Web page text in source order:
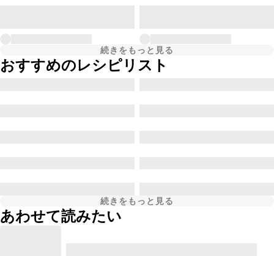
続きをもっと見る
おすすめのレシピリスト
続きをもっと見る
あわせて読みたい